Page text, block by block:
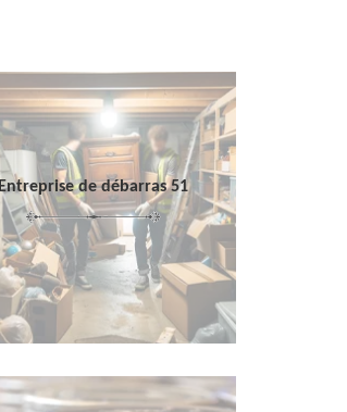
Entreprise de débarras 51